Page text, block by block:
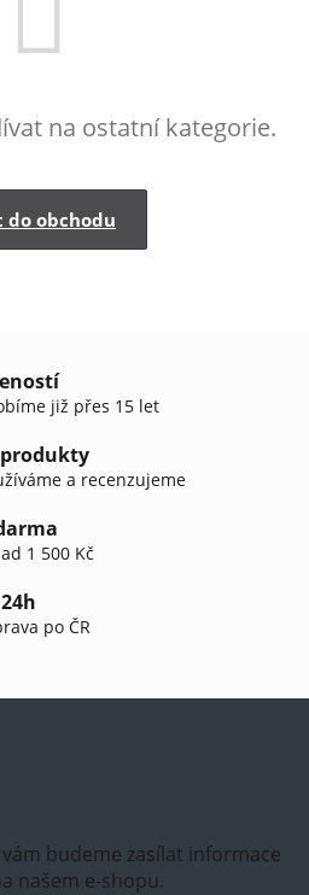
na ostatní kategorie.
do obchodu
již přes 15 let
a recenzujeme
1 500 Kč
po ČR
budeme zasílat informace
našem e-shopu.